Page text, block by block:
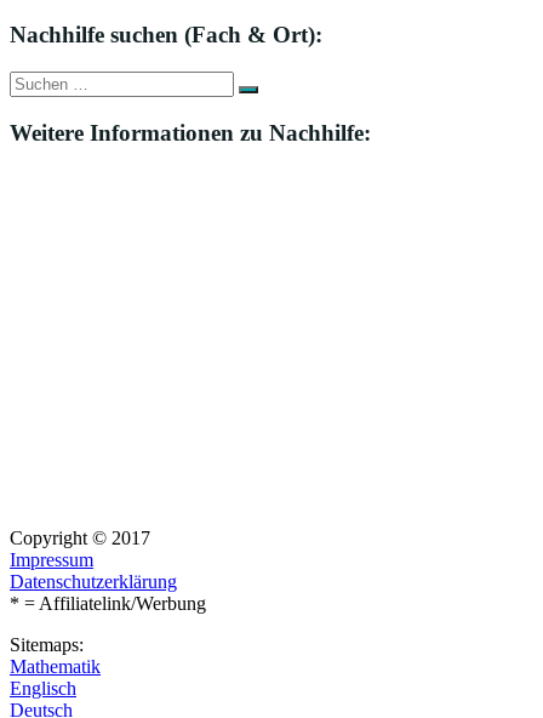
Nachhilfe suchen (Fach & Ort):
Suche
nach:
Suchen
Weitere Informationen zu Nachhilfe:
Copyright © 2017
Impressum
Datenschutzerklärung
* = Affiliatelink/Werbung
Sitemaps:
Mathematik
Englisch
Deutsch